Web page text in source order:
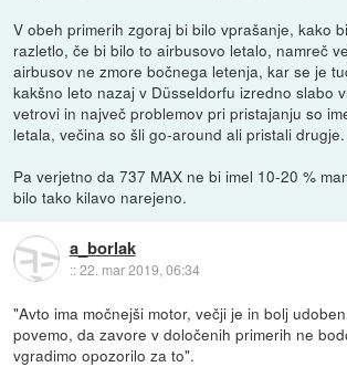
V obeh primerih zgoraj bi bilo vprašanje, kako
razletlo, če bi bilo to airbusovo letalo, namreč
airbusov ne zmore bočnega letenja, kar se je
kakšno leto nazaj v Düsseldorfu izredno slabo
vetrovi in največ problemov pri pristajanju so
letala, večina so šli go-around ali pristali
Pa verjetno da 737 MAX ne bi imel 10-20 %
bilo tako kilavo narejeno.
a_borlak
::22. mar 2019, 06:34
"Avto ima močnejši motor, večji je in bolj
povemo, da zavore v določenih primerih ne
vgradimo opozorilo za to".